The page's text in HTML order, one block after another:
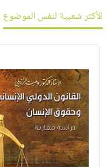
تواصل
معنا
الأكثر شعبية لنفس الموضوع